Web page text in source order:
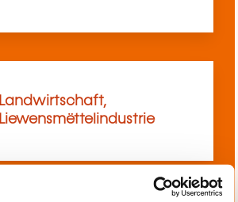
Landwirtschaft,
Liewensmëttelindustrie